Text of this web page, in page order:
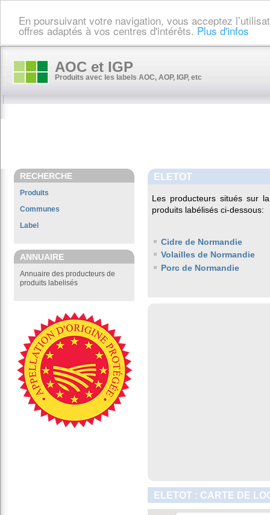
En poursuivant votre navigation, vous acceptez
offres adaptés à vos centres d'intérêts. Plus d'infos
AOC et IGP
Produits avec les labels AOC, AOP, IGP, etc
RECHERCHE
Produits
Communes
Label
ANNUAIRE
Annuaire des producteurs de
produits labelisés
ELETOT
Les producteurs situés sur
produits labélisés ci-dessous:
Cidre de Normandie
Volailles de Normandie
Porc de Normandie
ELETOT : CARTE DE